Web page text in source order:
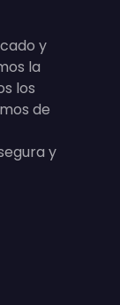
y
la
los
de
y